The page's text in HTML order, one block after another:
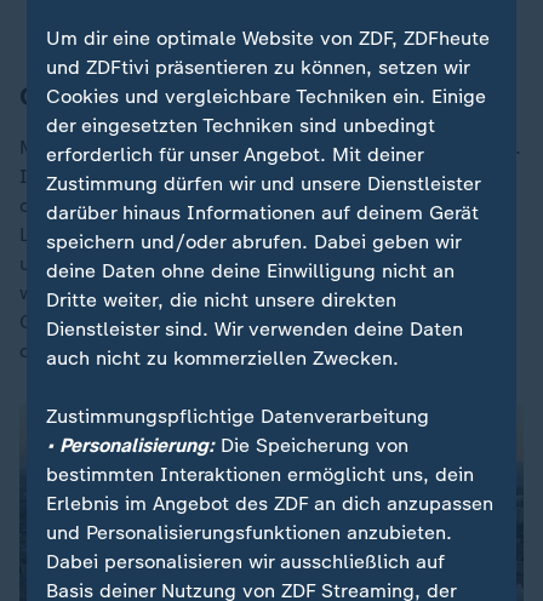
CDU kämpft um Stimmen in Leipzig
Michael Kretschmer (CDU) hofft, all dem zu entgehen.
Im eher linken Leipzig spendierte er vor einigen Tagen
dem Publikum wahre Lobeshymnen über das, was
Leipzig seit der Wende erreichte. Er versprühte Stolz
und Optimismus, warnte vor Chaos im Landtag und
warb dann um Leihstimmen, auch von linken Wählern.
Ob er dann auch mit der Linkspartei koalieren würde,
das sagt er nicht.
Um dir eine optimale Website von ZDF, ZDFheute
und ZDFtivi präsentieren zu können, setzen wir
Cookies und vergleichbare Techniken ein. Einige
der eingesetzten Techniken sind unbedingt
erforderlich für unser Angebot. Mit deiner
Zustimmung dürfen wir und unsere Dienstleister
darüber hinaus Informationen auf deinem Gerät
speichern und/oder abrufen. Dabei geben wir
deine Daten ohne deine Einwilligung nicht an
Dritte weiter, die nicht unsere direkten
Dienstleister sind. Wir verwenden deine Daten
auch nicht zu kommerziellen Zwecken.
Zustimmungspflichtige Datenverarbeitung
• Personalisierung:Die Speicherung von
bestimmten Interaktionen ermöglicht uns, dein
Erlebnis im Angebot des ZDF an dich anzupassen
und Personalisierungsfunktionen anzubieten.
Dabei personalisieren wir ausschließlich auf
Basis deiner Nutzung von ZDF Streaming, der